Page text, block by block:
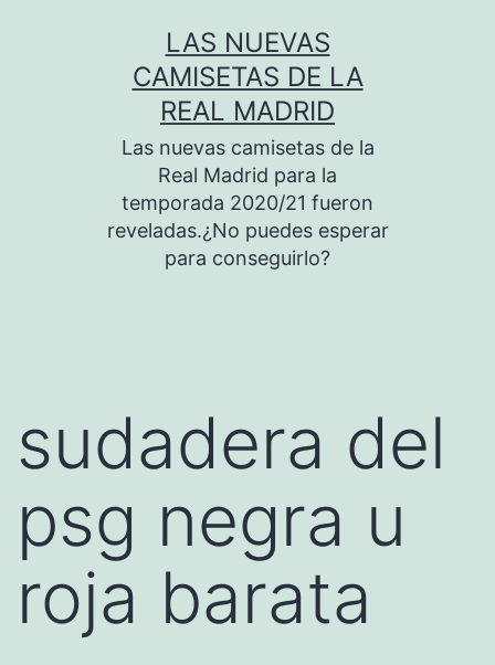
LAS NUEVAS
CAMISETAS DE LA
REAL MADRID
Las nuevas camisetas de la
Real Madrid para la
temporada 2020/21 fueron
reveladas.¿No puedes esperar
para conseguirlo?
sudadera del
psg negra u
roja barata